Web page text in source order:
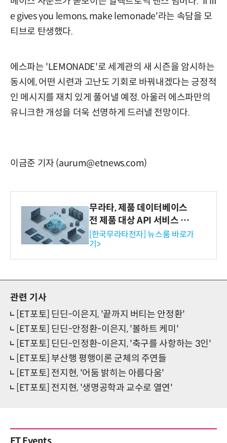
e gives you lemons, make lemonade'라는 속담을 모
티브로 탄생했다.
에스파는 'LEMONADE'로 세계관의 새 시즌을 암시하는
동시에, 어떤 시련과 고난도 기회로 바꿔내겠다는 긍정적
인 메시지를 재치 있게 풀어낼 예정. 아울러 에스파만의
유니크한 개성을 더욱 선명하게 드러낼 전망이다.
이금준 기자 (aurum@etnews.com)
무라타, 제품 데이터베이스
전 제품 대상 API 서비스 제
공…73개 제품 카테고리로
확대
[한국무라타전자] 뉴스룸 바로가
기>
관련 기사
[ET포토] 딘딘-이은지, '끝까지 버티는 안정환'
[ET포토] 딘딘-안정환-이은지, '볼하트 케미'
[ET포토] 딘딘-인정환-이은지, '축구를 사항하는 3인'
[ET포토] 부산행 평행이론 군체의 주연들
[ET포토] 전지현, '어둠 밝히는 아름다움'
[ET포토] 전지현, '생명공학과 교수로 열연'